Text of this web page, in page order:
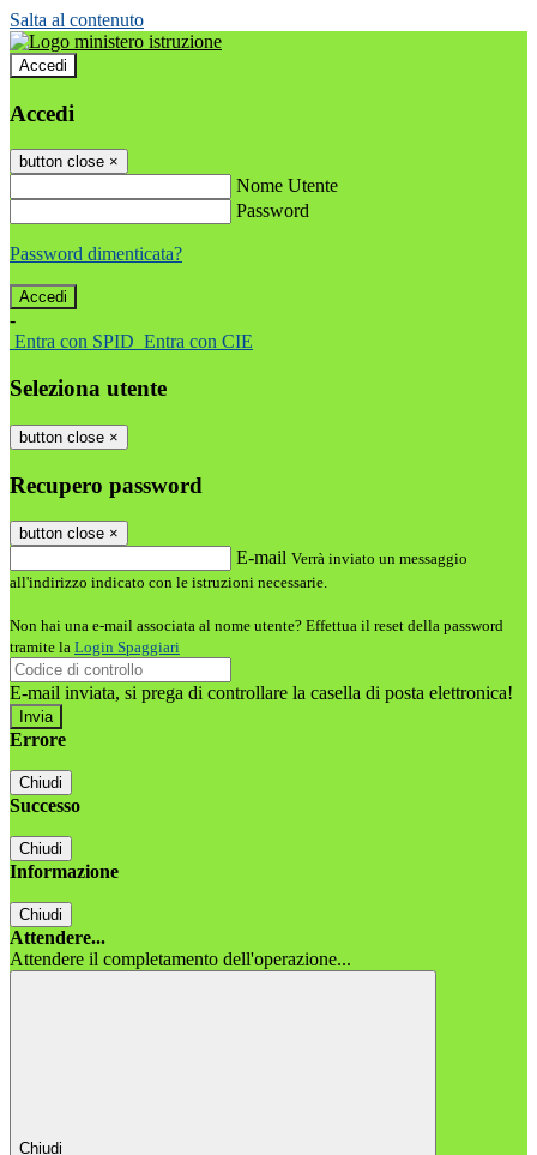
Salta al contenuto
Accedi
Accedi
button close ×
Nome Utente
Password
Password dimenticata?
-
Entra con SPID Entra con CIE
Seleziona utente
button close ×
Recupero password
button close ×
E-mail Verrà inviato un messaggio
all'indirizzo indicato con le istruzioni necessarie.
Non hai una e-mail associata al nome utente? Effettua il reset della password
tramite la Login Spaggiari
E-mail inviata, si prega di controllare la casella di posta elettronica!
Errore
Chiudi
Successo
Chiudi
Informazione
Chiudi
Attendere...
Attendere il completamento dell'operazione...
Chiudi